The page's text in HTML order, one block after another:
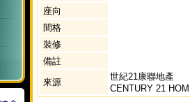
座向
間格
裝修
備註
來源
世紀21康聯地產
CENTURY 21